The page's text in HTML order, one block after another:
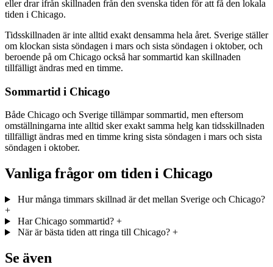
eller drar ifrån skillnaden från den svenska tiden för att få den lokala
tiden i Chicago.
Tidsskillnaden är inte alltid exakt densamma hela året. Sverige ställer
om klockan sista söndagen i mars och sista söndagen i oktober, och
beroende på om Chicago också har sommartid kan skillnaden
tillfälligt ändras med en timme.
Sommartid i Chicago
Både Chicago och Sverige tillämpar sommartid, men eftersom
omställningarna inte alltid sker exakt samma helg kan tidsskillnaden
tillfälligt ändras med en timme kring sista söndagen i mars och sista
söndagen i oktober.
Vanliga frågor om tiden i Chicago
Hur många timmars skillnad är det mellan Sverige och Chicago?
+
Har Chicago sommartid? +
När är bästa tiden att ringa till Chicago? +
Se även